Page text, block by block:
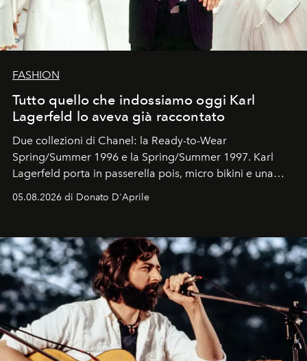
FASHION
Tutto quello che indossiamo oggi Karl
Lagerfeld lo aveva già raccontato
Due collezioni di Chanel: la Ready-to-Wear
Spring/Summer 1996 e la Spring/Summer 1997. Karl
Lagerfeld porta in passerella pois, micro bikini e una
Kate, Claudia e Carla una dietro l'altra. Trent'anni dopo,
uno dei documenti più contemporanei che abbiamo.
05.08.2026 di Donato D'Aprile